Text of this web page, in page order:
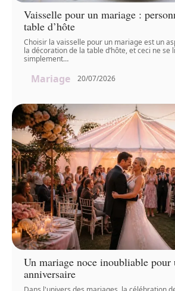
Vaisselle pour un mariage :
table d’hôte
Choisir la vaisselle pour un mariage est un
la décoration de la table d’hôte, et ceci ne se
simplement…
Mariage 20/07/2026
Un mariage noce inoubliable pour
anniversaire